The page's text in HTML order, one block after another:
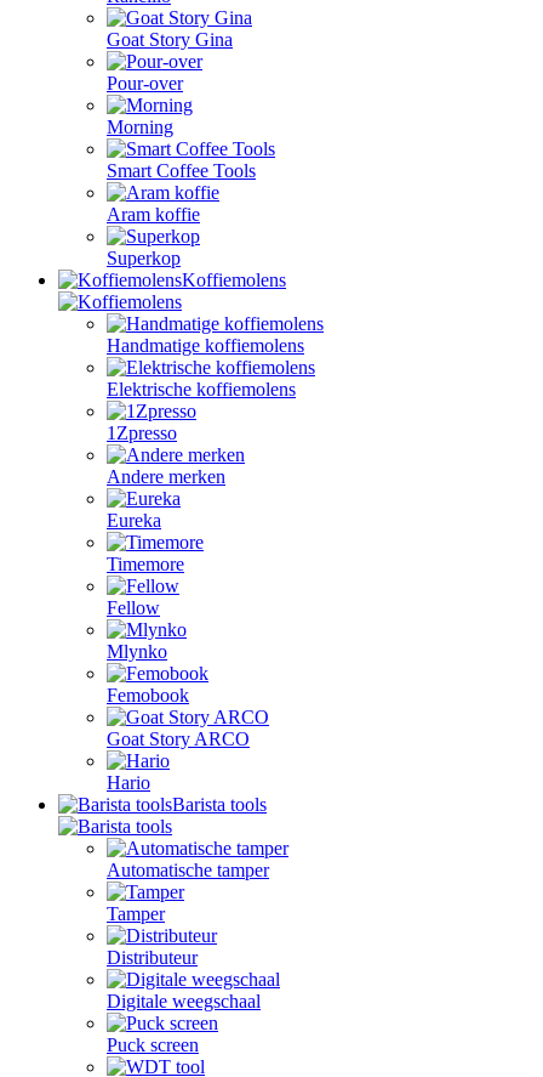
Goat Story Gina
Pour-over
Morning
Smart Coffee Tools
Aram koffie
Superkop
Koffiemolens
Handmatige koffiemolens
Elektrische koffiemolens
1Zpresso
Andere merken
Eureka
Timemore
Fellow
Mlynko
Femobook
Goat Story ARCO
Hario
Barista tools
Automatische tamper
Tamper
Distributeur
Digitale weegschaal
Puck screen